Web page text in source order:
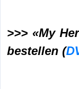
>>> «My
bestellen (